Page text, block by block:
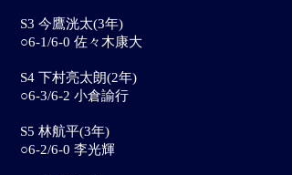
S3 今鷹洸太(3年)
○6-1/6-0 佐々木康大
S4 下村亮太朗(2年)
○6-3/6-2 小倉諭行
S5 林航平(3年)
○6-2/6-0 李光輝